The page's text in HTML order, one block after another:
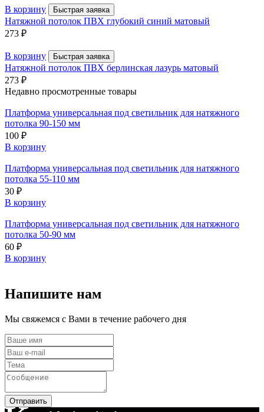
В корзину Быстрая заявка
Натяжной потолок ПВХ глубокий синий матовый
273 ₽
В корзину Быстрая заявка
Натяжной потолок ПВХ берлинская лазурь матовый
273 ₽
Недавно просмотренные товары
Платформа универсальная под светильник для натяжного
потолка 90-150 мм
100 ₽
В корзину
Платформа универсальная под светильник для натяжного
потолка 55-110 мм
30 ₽
В корзину
Платформа универсальная под светильник для натяжного
потолка 50-90 мм
60 ₽
В корзину
Напишите нам
Мы свяжемся с Вами в течение рабочего дня
Отправить